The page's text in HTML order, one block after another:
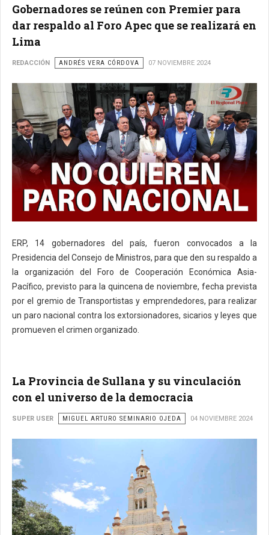
Gobernadores se reúnen con Premier para
dar respaldo al Foro Apec que se realizará en
Lima
REDACCIÓN ANDRÉS VERA CÓRDOVA 07 NOVIEMBRE 2024
ERP, 14 gobernadores del país, fueron convocados a la
Presidencia del Consejo de Ministros, para que den su respaldo a
la organización del Foro de Cooperación Económica Asia-
Pacífico, previsto para la quincena de noviembre, fecha prevista
por el gremio de Transportistas y emprendedores, para realizar
un paro nacional contra los extorsionadores, sicarios y leyes que
promueven el crimen organizado.
La Provincia de Sullana y su vinculación
con el universo de la democracia
SUPER USER MIGUEL ARTURO SEMINARIO OJEDA 04 NOVIEMBRE 2024